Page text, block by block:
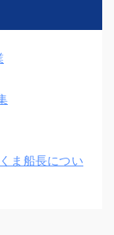
ま船長につい